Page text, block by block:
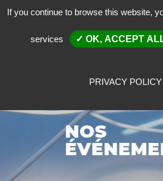
NOS
If you continue to browse this website,
services ✓ OK, ACCEPT
PRIVACY POLICY